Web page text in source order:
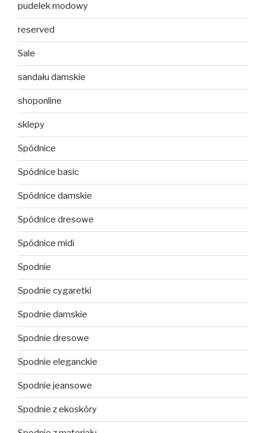
pudelek modowy
reserved
Sale
sandału damskie
shoponline
sklepy
Spódnice
Spódnice basic
Spódnice damskie
Spódnice dresowe
Spódnice midi
Spodnie
Spodnie cygaretki
Spodnie damskie
Spodnie dresowe
Spodnie eleganckie
Spodnie jeansowe
Spodnie z ekoskóry